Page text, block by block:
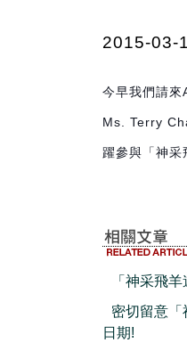
2015-03-
今早我們請
Ms. Terry
躍參與「神采
「神采飛
密切留意「
日期!